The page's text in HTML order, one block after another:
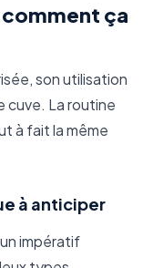
ça
son utilisation
cuve. La routine
à fait la même
à anticiper
impératif